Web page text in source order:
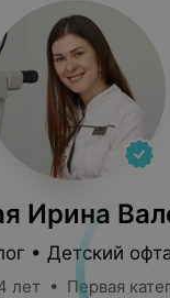
Ирина
• Детский
лет • Первая